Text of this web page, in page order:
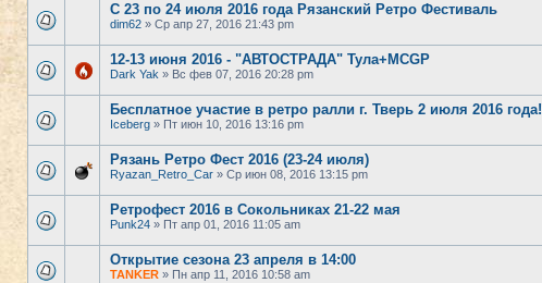
С 23 по 24 июля 2016 года Рязанский Ретро Фестиваль
dim62 » Ср апр 27, 2016 21:43 pm
12-13 июня 2016 - "АВТОСТРАДА" Тула+MCGP
Dark Yak » Вс фев 07, 2016 20:28 pm
Бесплатное участие в ретро ралли г. Тверь 2 июля 2016 года!
Iceberg » Пт июн 10, 2016 13:16 pm
Рязань Ретро Фест 2016 (23-24 июля)
Ryazan_Retro_Car » Ср июн 08, 2016 13:15 pm
Ретрофест 2016 в Сокольниках 21-22 мая
Punk24 » Пт апр 01, 2016 11:05 am
Открытие сезона 23 апреля в 14:00
TANKER » Пн апр 11, 2016 10:58 am